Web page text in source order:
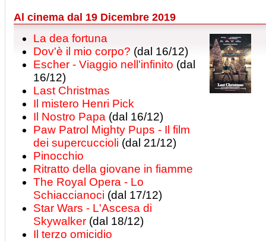
Al cinema dal 19 Dicembre 2019
La dea fortuna
Dov'è il mio corpo? (dal 16/12)
Escher - Viaggio nell'infinito (dal
16/12)
Last Christmas
Il mistero Henri Pick
Il Nostro Papa (dal 16/12)
Paw Patrol Mighty Pups - Il film
dei supercuccioli (dal 21/12)
Pinocchio
Ritratto della giovane in fiamme
The Royal Opera - Lo
Schiaccianoci (dal 17/12)
Star Wars - L'Ascesa di
Skywalker (dal 18/12)
Il terzo omicidio